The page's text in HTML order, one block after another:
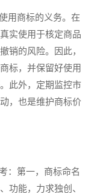
用商标的义务。在
实使用于核定商品
销的风险。因此，
标，并保留好使用
此外，定期监控市
，也是维护商标价
：第一，商标命名
功能，力求独创、